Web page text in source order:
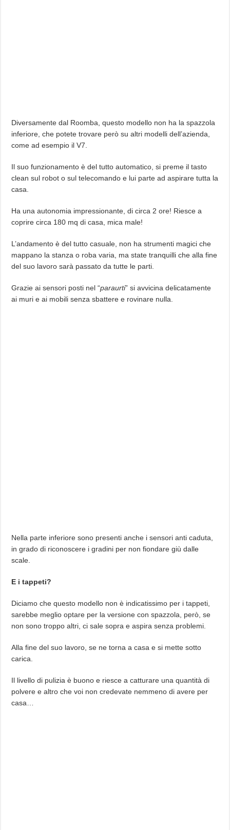
Diversamente dal Roomba, questo modello non ha la spazzola
inferiore, che potete trovare però su altri modelli dell’azienda,
come ad esempio il V7.
Il suo funzionamento è del tutto automatico, si preme il tasto
clean sul robot o sul telecomando e lui parte ad aspirare tutta la
casa.
Ha una autonomia impressionante, di circa 2 ore! Riesce a
coprire circa 180 mq di casa, mica male!
L’andamento è del tutto casuale, non ha strumenti magici che
mappano la stanza o roba varia, ma state tranquilli che alla fine
del suo lavoro sarà passato da tutte le parti.
Grazie ai sensori posti nel “paraurti” si avvicina delicatamente
ai muri e ai mobili senza sbattere e rovinare nulla.
Nella parte inferiore sono presenti anche i sensori anti caduta,
in grado di riconoscere i gradini per non fiondare giù dalle
scale.
E i tappeti?
Diciamo che questo modello non è indicatissimo per i tappeti,
sarebbe meglio optare per la versione con spazzola, però, se
non sono troppo altri, ci sale sopra e aspira senza problemi.
Alla fine del suo lavoro, se ne torna a casa e si mette sotto
carica.
Il livello di pulizia è buono e riesce a catturare una quantità di
polvere e altro che voi non credevate nemmeno di avere per
casa…